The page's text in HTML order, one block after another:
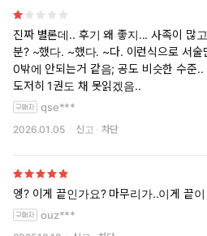
진짜 별론데.. 후기 왜 좋지... 사족이 많
분? ~했다. ~했다. ~다. 이런식으로 서술
0밖에 안되는거 같음; 공도 비슷한 수준
도저히 1권도 채 못읽겠음..
qse***
2026.01.05 신고 차단
엥? 이게 끝인가요? 마무리가..이게 끝
ouz***